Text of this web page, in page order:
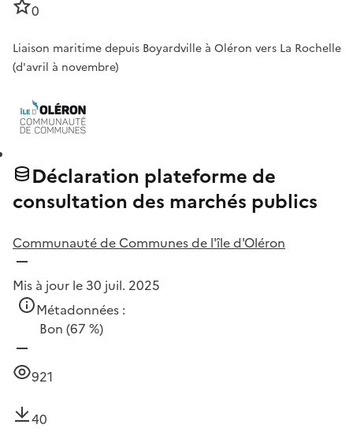
0
Liaison maritime depuis Boyardville à Oléron vers La Rochelle
(d'avril à novembre)
Déclaration plateforme de
consultation des marchés publics
Communauté de Communes de l'île d'Oléron
Mis à jour le 30 juil. 2025
Métadonnées :
Bon (67 %)
921
40